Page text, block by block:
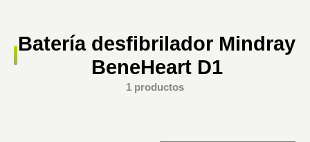
Batería desfibrilador Mindray
BeneHeart D1
1 productos